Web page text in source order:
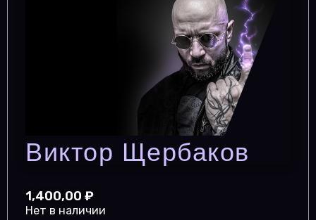
Виктор Щербаков
1,400,00 ₽
Нет в наличии